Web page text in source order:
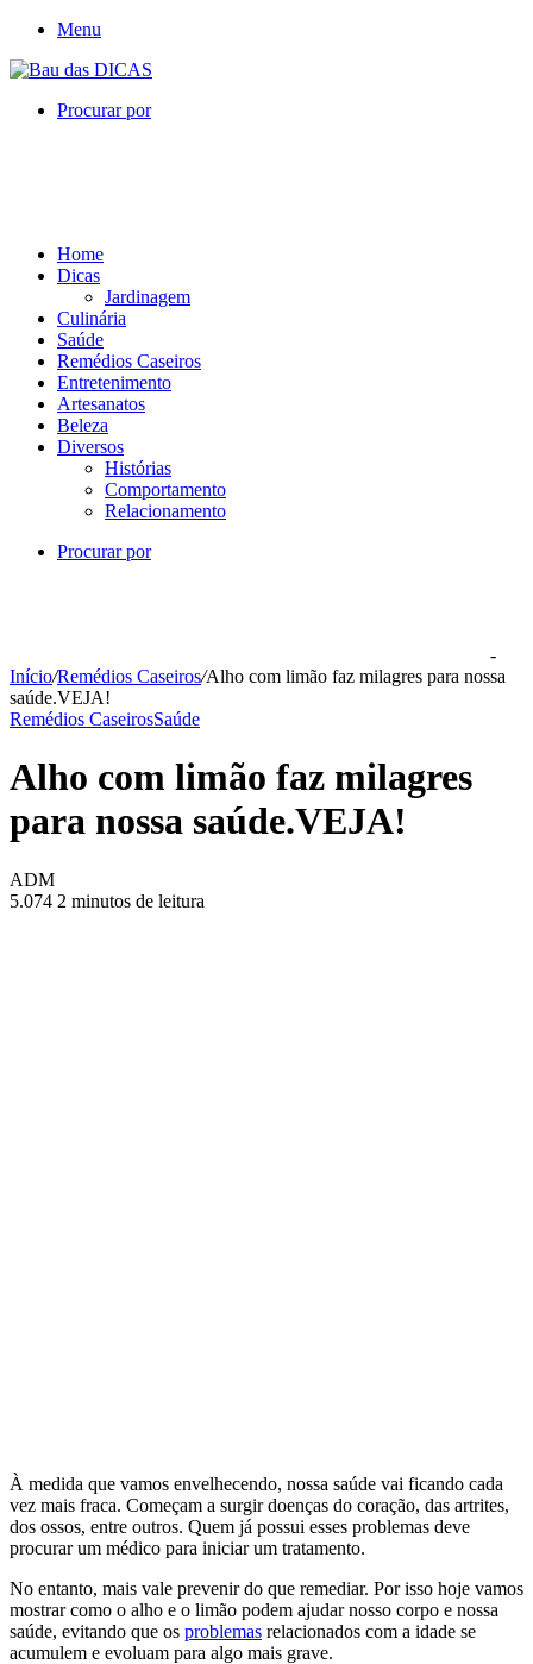
Menu
Procurar por
Home
Dicas
Jardinagem
Culinária
Saúde
Remédios Caseiros
Entretenimento
Artesanatos
Beleza
Diversos
Histórias
Comportamento
Relacionamento
Procurar por
-
Início/Remédios Caseiros/Alho com limão faz milagres para nossa
saúde.VEJA!
Remédios CaseirosSaúde
Alho com limão faz milagres
para nossa saúde.VEJA!
ADM
5.074 2 minutos de leitura
À medida que vamos envelhecendo, nossa saúde vai ficando cada
vez mais fraca. Começam a surgir doenças do coração, das artrites,
dos ossos, entre outros. Quem já possui esses problemas deve
procurar um médico para iniciar um tratamento.
No entanto, mais vale prevenir do que remediar. Por isso hoje vamos
mostrar como o alho e o limão podem ajudar nosso corpo e nossa
saúde, evitando que os problemas relacionados com a idade se
acumulem e evoluam para algo mais grave.